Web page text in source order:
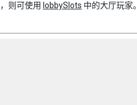
，则可使用 lobbySlots 中的大厅玩家。